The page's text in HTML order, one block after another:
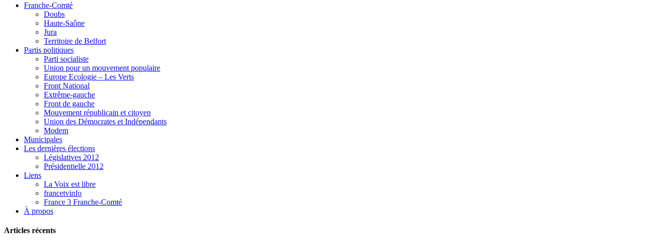
Franche-Comté
Doubs
Haute-Saône
Jura
Territoire de Belfort
Partis politiques
Parti socialiste
Union pour un mouvement populaire
Europe Ecologie – Les Verts
Front National
Extrême-gauche
Front de gauche
Mouvement républicain et citoyen
Union des Démocrates et Indépendants
Modem
Municipales
Les dernières élections
Législatives 2012
Présidentielle 2012
Liens
La Voix est libre
francetvinfo
France 3 Franche-Comté
À propos
Articles récents